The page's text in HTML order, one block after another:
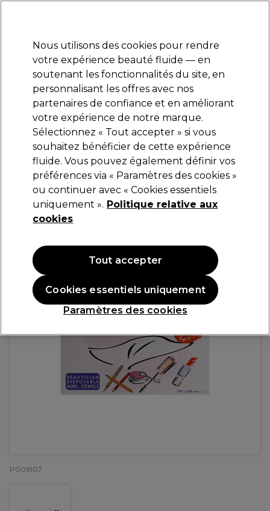
Se connecter
Marques Bons plans Coiffure Electro et Matériel
Livraison et délais
lire la suite
Clean All Mouchoirs en papier 2 couches
150pcs
3,49 €
OFFRE
P001907
Nous utilisons des cookies pour rendre
votre expérience beauté fluide — en
soutenant les fonctionnalités du site, en
personnalisant les offres avec nos
partenaires de confiance et en améliorant
votre expérience de notre marque.
Sélectionnez « Tout accepter » si vous
souhaitez bénéficier de cette expérience
fluide. Vous pouvez également définir vos
préférences via « Paramètres des cookies »
ou continuer avec « Cookies essentiels
uniquement ». Politique relative aux
cookies
Paramètres des cookies
Cookies essentiels uniquement
Tout accepter